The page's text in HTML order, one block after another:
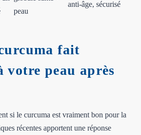
peau
anti-âge, sécurisé
fait
votre peau après
si le curcuma est vraiment bon pour la
récentes apportent une réponse